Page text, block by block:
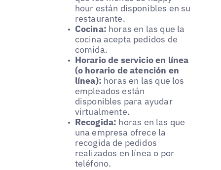
hour están disponibles en su
restaurante.
Cocina: horas en las que la
cocina acepta pedidos de
comida.
Horario de servicio en línea
(o horario de atención en
línea): horas en las que los
empleados están
disponibles para ayudar
virtualmente.
Recogida: horas en las que
una empresa ofrece la
recogida de pedidos
realizados en línea o por
teléfono.